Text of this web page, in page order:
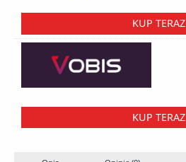
KUP TERAZ
KUP TERAZ